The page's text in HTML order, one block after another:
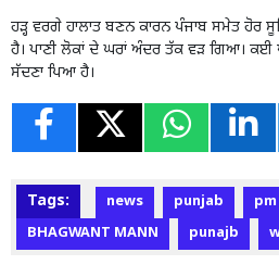
ਹੜ੍ਹ ਵਰਗੇ ਹਾਲਾਤ ਬਣਨ ਕਾਰਨ ਪੰਜਾਬ ਸਮੇਤ ਹੋਰ
ਹੈ। ਪਾਣੀ ਲੋਕਾਂ ਦੇ ਘਰਾਂ ਅੰਦਰ ਤੱਕ ਵੜ ਗਿਆ। ਕਈ
ਸੱਦਣਾ ਪਿਆ ਹੈ।
Tags: news punjab
BHAGWANT MANN
punajb